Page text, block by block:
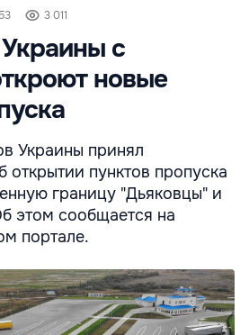
3 011
с
новые
Украины принял
пунктов пропуска
границу "Дьяковцы" и
этом сообщается на
портале.